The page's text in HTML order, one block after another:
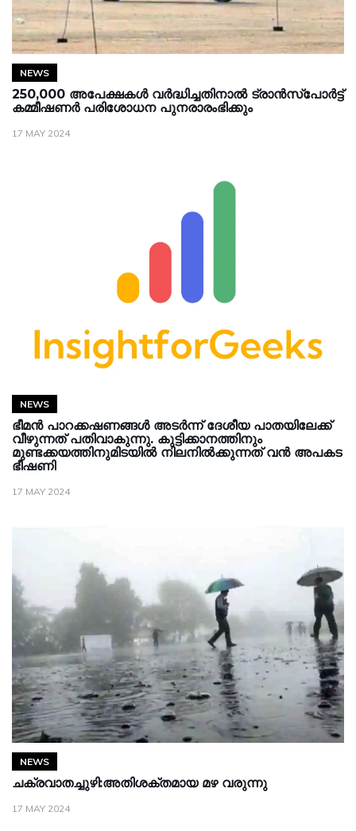
NEWS
250,000 അപേക്ഷകൾ വർദ്ധിച്ചതിനാൽ ട്രാൻസ്‌പോർട്ട്
കമ്മീഷണർ പരിശോധന പുനരാരംഭിക്കും
17 MAY 2024
NEWS
ഭീമൻ പാറക്കഷണങ്ങൾ അടർന്ന് ദേശീയ പാതയിലേക്ക്
വീഴുന്നത് പതിവാകുന്നു. കുട്ടിക്കാനത്തിനും
മുണ്ടക്കയത്തിനുമിടയിൽ നിലനിൽക്കുന്നത് വൻ അപകട
ഭീഷണി
17 MAY 2024
NEWS
ചക്രവാതച്ചുഴി:അതിശക്തമായ മഴ വരുന്നു
17 MAY 2024